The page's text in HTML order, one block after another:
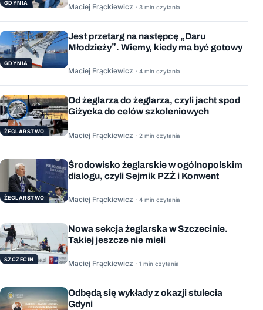
GDYNIA Maciej Frąckiewicz · 3 min czytania
GDYNIA
Jest przetarg na następcę „Daru
Młodzieży”. Wiemy, kiedy ma być gotowy
Maciej Frąckiewicz · 4 min czytania
ŻEGLARSTWO
Od żeglarza do żeglarza, czyli jacht spod
Giżycka do celów szkoleniowych
Maciej Frąckiewicz · 2 min czytania
ŻEGLARSTWO
Środowisko żeglarskie w ogólnopolskim
dialogu, czyli Sejmik PZŻ i Konwent
Maciej Frąckiewicz · 4 min czytania
SZCZECIN
Nowa sekcja żeglarska w Szczecinie.
Takiej jeszcze nie mieli
Maciej Frąckiewicz · 1 min czytania
Odbędą się wykłady z okazji stulecia
Gdyni